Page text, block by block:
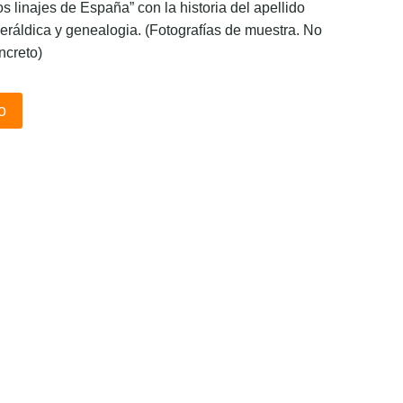
linajes de España” con la historia del apellido
y genealogia. (Fotografías de muestra. No